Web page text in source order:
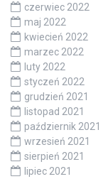
czerwiec 2022
maj 2022
kwiecień 2022
marzec 2022
luty 2022
styczeń 2022
grudzień 2021
listopad 2021
październik 2021
wrzesień 2021
sierpień 2021
lipiec 2021